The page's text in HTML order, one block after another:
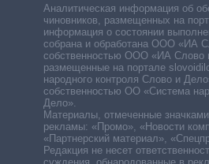
Аналитическая информация об
чиновников, размещенных на
информация о состоянии
собрана и обработана ООО «ИА
собственностью ООО «ИА Слово
размещенные на портале
народного контроля Слово и
собственностью ОО «Система
Дело».
Материалы, отмеченные
рекламы: «Промо», «Новости
«Партнерский материал»,
Редакция не несет